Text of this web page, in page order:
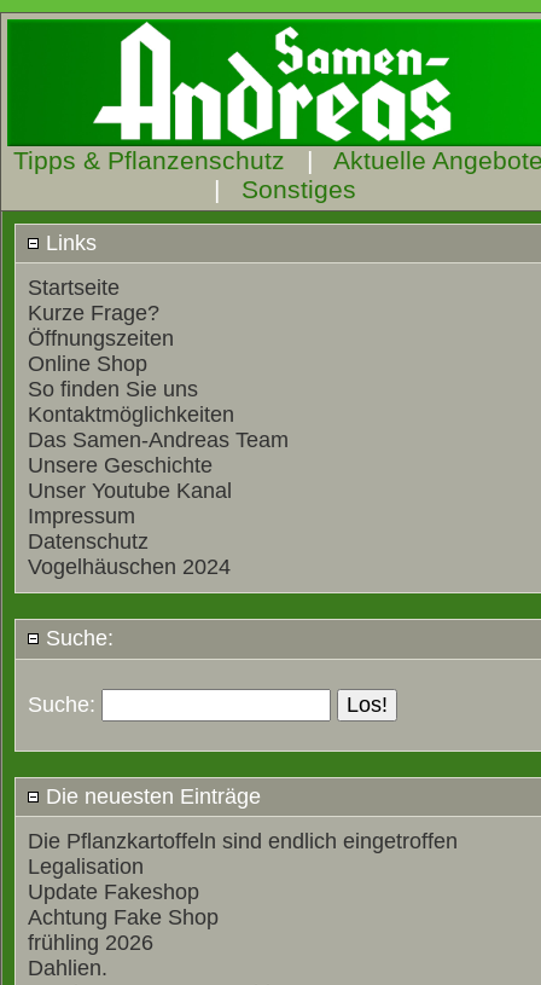
Tipps & Pflanzenschutz | Aktuelle
| Sonstiges
Links
Startseite
Kurze Frage?
Öffnungszeiten
Online Shop
So finden Sie uns
Kontaktmöglichkeiten
Das Samen-Andreas Team
Unsere Geschichte
Unser Youtube Kanal
Impressum
Datenschutz
Vogelhäuschen 2024
Suche:
Suche:
Die neuesten Einträge
Die Pflanzkartoffeln sind endlich eingetroffen
Legalisation
Update Fakeshop
Achtung Fake Shop
frühling 2026
Dahlien.